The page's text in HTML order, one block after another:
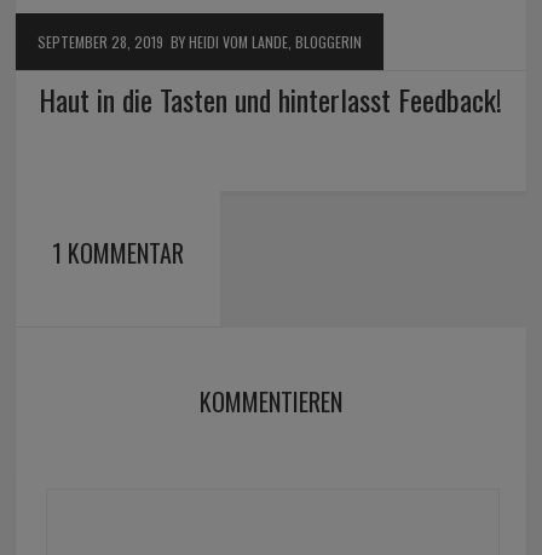
SEPTEMBER 28, 2019 BY HEIDI VOM LANDE, BLOGGERIN
Haut in die Tasten und hinterlasst Feedback!
1 KOMMENTAR
KOMMENTIEREN